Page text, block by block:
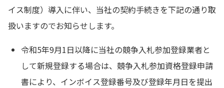
イス制度）導入に伴い、当社の契約手続きを下記の通り取
扱いますのでお知らせします。
令和5年9月1日以降に当社の競争入札参加登録業者と
して新規登録する場合は、競争入札参加資格登録申請
書により、インボイス登録番号及び登録年月日を提出